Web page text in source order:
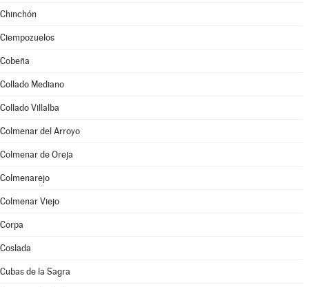
Chinchón
Ciempozuelos
Cobeña
Collado Mediano
Collado Villalba
Colmenar del Arroyo
Colmenar de Oreja
Colmenarejo
Colmenar Viejo
Corpa
Coslada
Cubas de la Sagra